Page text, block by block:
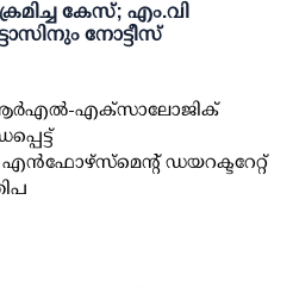
കേസ്; എം.വി
നോട്ടീസ്
എക്‌സാലോജിക്
ഡയറക്ടറേറ്റ്